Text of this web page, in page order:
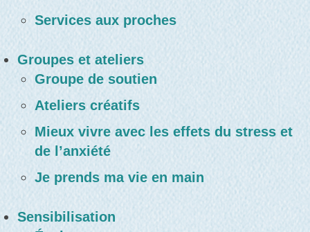
Services aux proches
Groupes et ateliers
Groupe de soutien
Ateliers créatifs
Mieux vivre avec les effets du stress et
de l’anxiété
Je prends ma vie en main
Sensibilisation